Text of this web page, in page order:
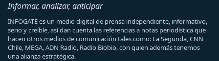
Informar, analizar, anticipar
INFOGATE es un medio digital de prensa independiente, informativo,
serio y creíble, así dan cuenta las referencias a notas periodística que
hacen otros medios de comunicación tales como: La Segunda, CNN
Chile, MEGA, ADN Radio, Radio Biobio, con quien además tenemos
una alianza estratégica.